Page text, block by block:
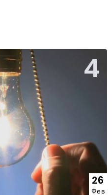
26
Фев